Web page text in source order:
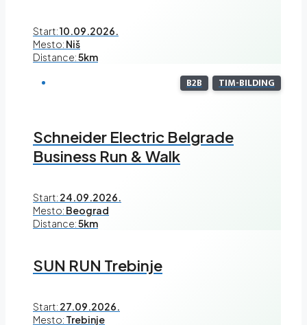
Start:10.09.2026.
Mesto: Niš
Distance:5km
B2B TIM-BILDING
Schneider Electric Belgrade
Business Run & Walk
Start: 24.09.2026.
Mesto: Beograd
Distance:5km
SUN RUN Trebinje
Start: 27.09.2026.
Mesto: Trebinje